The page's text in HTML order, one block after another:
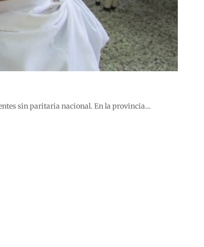
sin paritaria nacional. En la provincia…